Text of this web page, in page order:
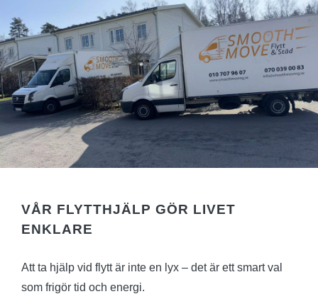
VÅR FLYTTHJÄLP GÖR LIVET
ENKLARE
Att ta hjälp vid flytt är inte en lyx – det är ett smart val
som frigör tid och energi.